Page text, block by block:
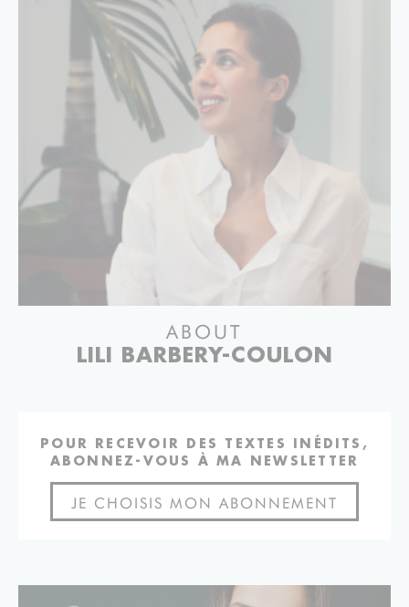
ABOUT
LILI BARBERY-COULON
POUR RECEVOIR DES TEXTES INÉDITS,
ABONNEZ-VOUS À MA NEWSLETTER
JE CHOISIS MON ABONNEMENT